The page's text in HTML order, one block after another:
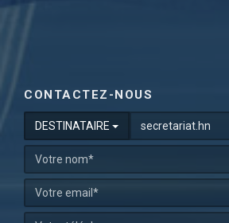
CONTACTEZ-NOUS
DESTINATAIRE